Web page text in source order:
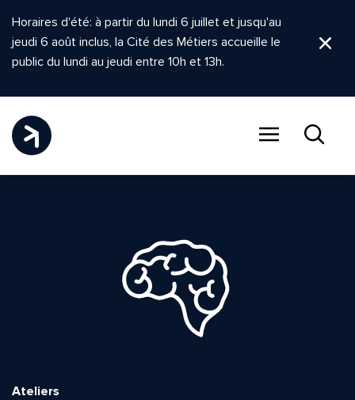
Horaires d'été: à partir du lundi 6 juillet et jusqu'au
jeudi 6 août inclus, la Cité des Métiers accueille le
public du lundi au jeudi entre 10h et 13h.
Ateliers